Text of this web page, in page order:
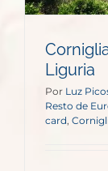
Liguria
Por Luz
Resto de
card,